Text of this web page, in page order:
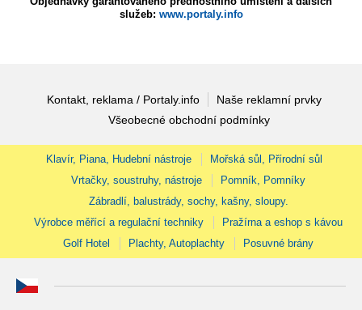
služeb: www.portaly.info
Kontakt, reklama / Portaly.info
Naše reklamní prvky
Všeobecné obchodní podmínky
Klavír, Piana, Hudební nástroje
Mořská sůl, Přírodní sůl
Vrtačky, soustruhy, nástroje
Pomník, Pomníky
Zábradlí, balustrády, sochy, kašny, sloupy.
Výrobce měřící a regulační techniky
Pražírna a eshop s kávou
Golf Hotel
Plachty, Autoplachty Posuvné brány